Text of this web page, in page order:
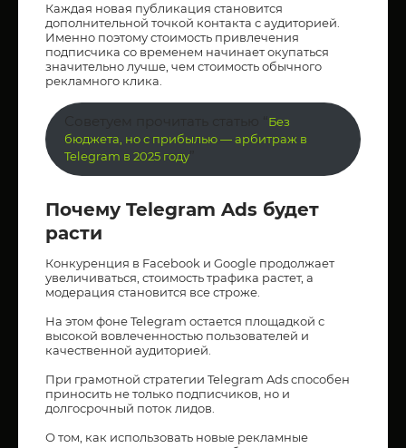
Каждая новая публикация становится
дополнительной точкой контакта с аудиторией.
Именно поэтому стоимость привлечения
подписчика со временем начинает окупаться
значительно лучше, чем стоимость обычного
рекламного клика.
Без
бюджета, но с прибылью — арбитраж в
Telegram в 2025 году
Почему Telegram Ads будет
расти
Конкуренция в Facebook и Google продолжает
увеличиваться, стоимость трафика растет, а
модерация становится все строже.
На этом фоне Telegram остается площадкой с
высокой вовлеченностью пользователей и
качественной аудиторией.
При грамотной стратегии Telegram Ads способен
приносить не только подписчиков, но и
долгосрочный поток лидов.
О том, как использовать новые рекламные